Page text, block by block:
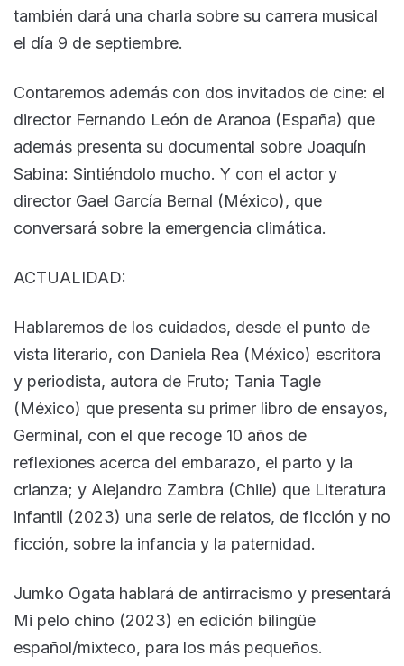
también dará una charla sobre su carrera musical
el día 9 de septiembre.
Contaremos además con dos invitados de cine: el
director Fernando León de Aranoa (España) que
además presenta su documental sobre Joaquín
Sabina: Sintiéndolo mucho. Y con el actor y
director Gael García Bernal (México), que
conversará sobre la emergencia climática.
ACTUALIDAD:
Hablaremos de los cuidados, desde el punto de
vista literario, con Daniela Rea (México) escritora
y periodista, autora de Fruto; Tania Tagle
(México) que presenta su primer libro de ensayos,
Germinal, con el que recoge 10 años de
reflexiones acerca del embarazo, el parto y la
crianza; y Alejandro Zambra (Chile) que Literatura
infantil (2023) una serie de relatos, de ficción y no
ficción, sobre la infancia y la paternidad.
Jumko Ogata hablará de antirracismo y presentará
Mi pelo chino (2023) en edición bilingüe
español/mixteco, para los más pequeños.